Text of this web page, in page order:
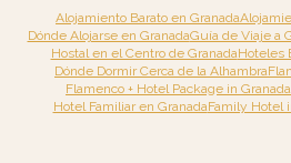
Alojamiento Barato en Granada
Dónde Alojarse en GranadaGuía de Viaje a
Hostal en el Centro de GranadaHoteles
Dónde Dormir Cerca de la Alhambra
Flamenco + Hotel Package in Granada
Hotel Familiar en GranadaFamily Hotel